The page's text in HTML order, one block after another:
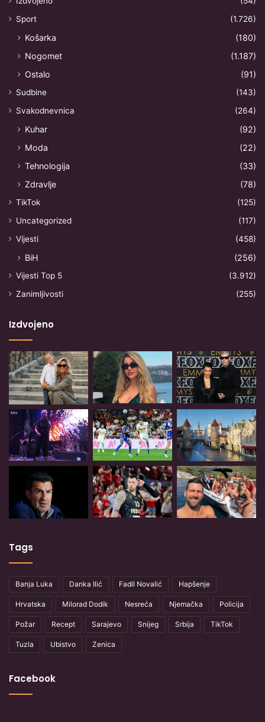
Sport
(1.726)
Košarka
(180)
Nogomet
(1.187)
Ostalo
(91)
Sudbine
(143)
Svakodnevnica
(264)
Kuhar
(92)
Moda
(22)
Tehnologija
(33)
Zdravlje
(78)
TikTok
(125)
Uncategorized
(117)
Vijesti
(458)
BiH (256)
Vijesti Top 5
(3.912)
Zanimljivosti
(255)
Izdvojeno
Tags
Banja Luka Danka Ilić Fadil Novalić Hapšenje
Hrvatska Milorad Dodik Nesreća Njemačka Policija
Požar Recept Sarajevo Snijeg Srbija TikTok
Tuzla Ubistvo Zenica
Facebook